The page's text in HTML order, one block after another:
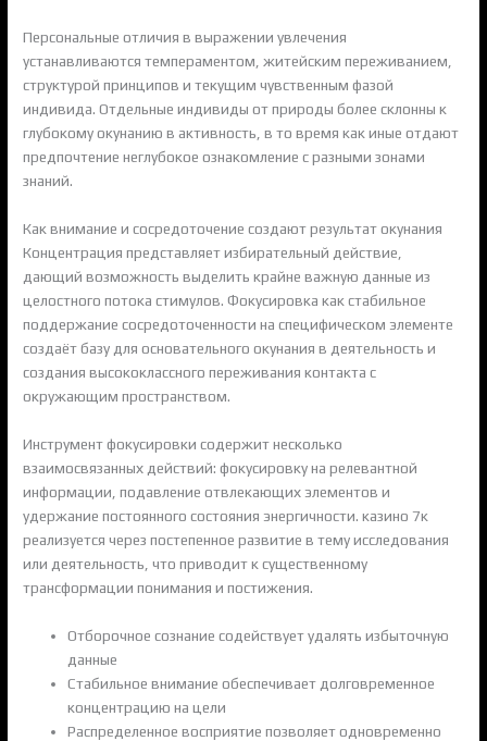
Персональные отличия в выражении увлечения
устанавливаются темпераментом, житейским переживанием,
структурой принципов и текущим чувственным фазой
индивида. Отдельные индивиды от природы более склонны к
глубокому окунанию в активность, в то время как иные отдают
предпочтение неглубокое ознакомление с разными зонами
знаний.
Как внимание и сосредоточение создают результат окунания
Концентрация представляет избирательный действие,
дающий возможность выделить крайне важную данные из
целостного потока стимулов. Фокусировка как стабильное
поддержание сосредоточенности на специфическом элементе
создаёт базу для основательного окунания в деятельность и
создания высококлассного переживания контакта с
окружающим пространством.
Инструмент фокусировки содержит несколько
взаимосвязанных действий: фокусировку на релевантной
информации, подавление отвлекающих элементов и
удержание постоянного состояния энергичности. казино 7к
реализуется через постепенное развитие в тему исследования
или деятельность, что приводит к существенному
трансформации понимания и постижения.
Отборочное сознание содействует удалять избыточную
данные
Стабильное внимание обеспечивает долговременное
концентрацию на цели
Распределенное восприятие позволяет одновременно